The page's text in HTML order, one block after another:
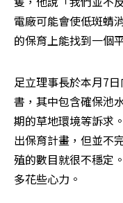
電廠可能會使低斑蜻
的保育上能找到一個
足立理事長於本月7
書，其中包含確保池
期的草地環境等訴求
出保育計畫，但並不
殖的數目就很不穩定
多花些心力。